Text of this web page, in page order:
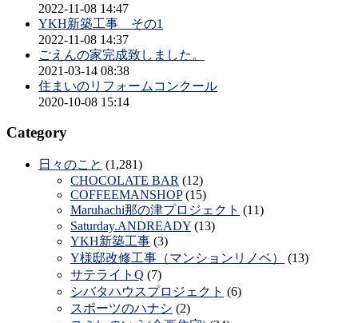
2022-11-08 14:47
YKH新築工事 その1
2022-11-08 14:37
ごえんの家完成致しました。
2021-03-14 08:38
住まいのリフォームコンクール
2020-10-08 15:14
Category
日々のこと (1,281)
CHOCOLATE BAR (12)
COFFEEMANSHOP(15)
Maruhachi那の津プロジェクト (11)
Saturday.ANDREADY (13)
YKH新築工事 (3)
Y様邸改修工事（マンションリノベ）
(13)
サテライトQ (7)
シバタハウスプロジェクト (6)
スポーツのハナシ (2)